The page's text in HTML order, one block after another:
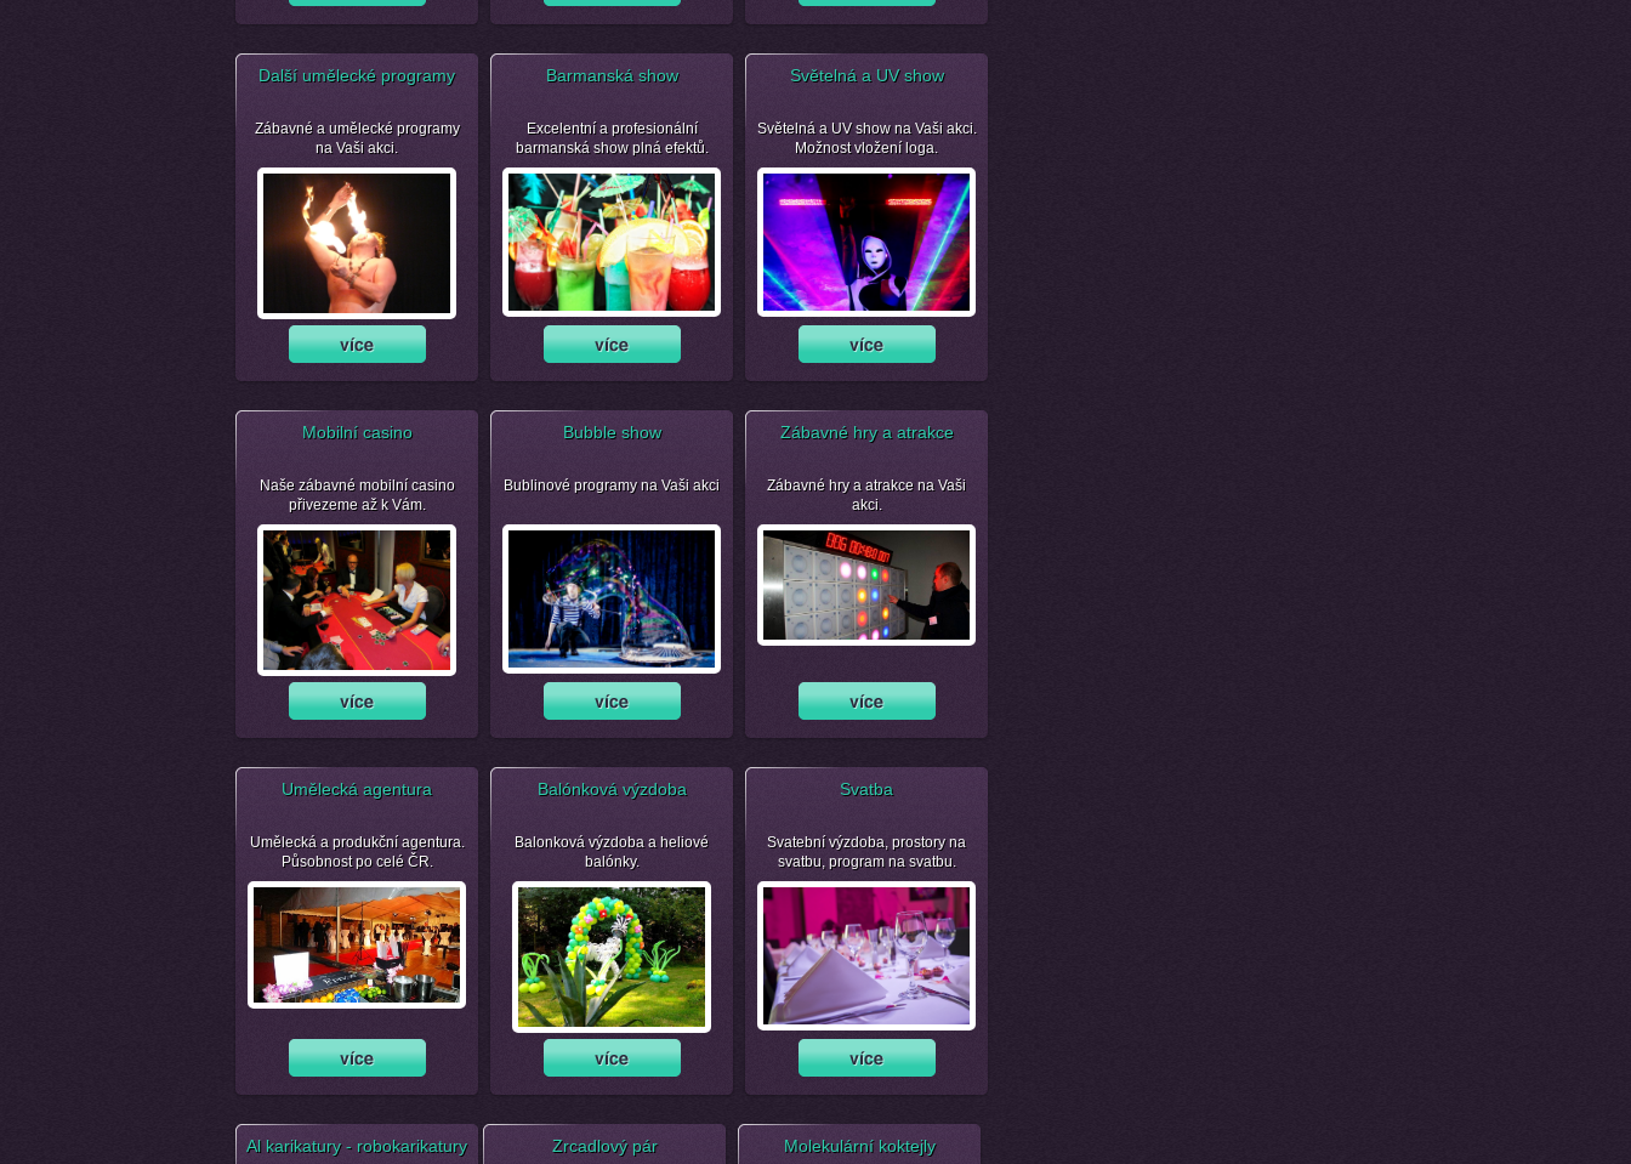
Další umělecké programy
Zábavné a umělecké programy
na Vaši akci.
Barmanská show
Excelentní a profesionální
barmanská show plná efektů.
Světelná a UV show
Světelná a UV show na Vaši akci.
Možnost vložení loga.
Mobilní casino
Naše zábavné mobilní casino
přivezeme až k Vám.
Bubble show
Bublinové programy na Vaši akci
Zábavné hry a atrakce
Zábavné hry a atrakce na Vaši
akci.
Umělecká agentura
Umělecká a produkční agentura.
Působnost po celé ČR.
Balónková výzdoba
Balonková výzdoba a heliové
balónky.
Svatba
Svatební výzdoba, prostory na
svatbu, program na svatbu.
Al karikatury - robokarikatury Zrcadlový pár Molekulární koktejly